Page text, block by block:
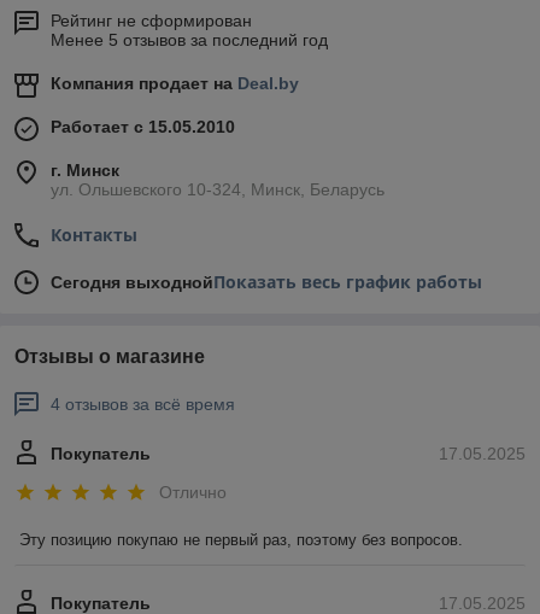
Рейтинг не сформирован
Менее 5 отзывов за последний год
Компания продает на Deal.by
Работает с 15.05.2010
г. Минск
ул. Ольшевского 10-324, Минск, Беларусь
Контакты
Сегодня выходнойПоказать весь график работы
Отзывы о магазине
4 отзывов за всё время
17.05.2025
Покупатель
Отлично
Эту позицию покупаю не первый раз, поэтому без вопросов.
17.05.2025
Покупатель